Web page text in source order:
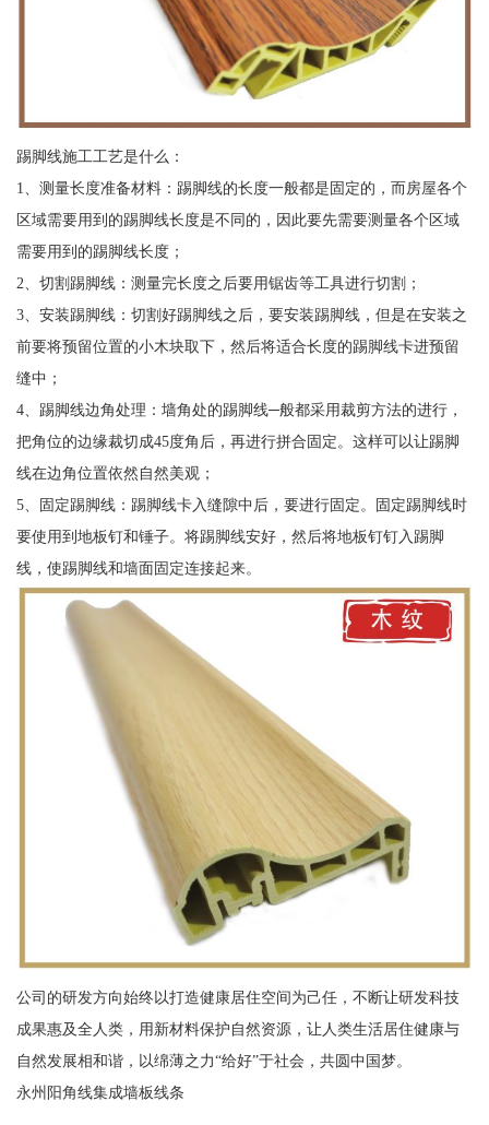
踢脚线施工工艺是什么：
1、测量长度准备材料：踢脚线的长度一般都是固定的，而房屋各个
区域需要用到的踢脚线长度是不同的，因此要先需要测量各个区域
需要用到的踢脚线长度；
2、切割踢脚线：测量完长度之后要用锯齿等工具进行切割；
3、安装踢脚线：切割好踢脚线之后，要安装踢脚线，但是在安装之
前要将预留位置的小木块取下，然后将适合长度的踢脚线卡进预留
缝中；
4、踢脚线边角处理：墙角处的踢脚线─般都采用裁剪方法的进行，
把角位的边缘裁切成45度角后，再进行拼合固定。这样可以让踢脚
线在边角位置依然自然美观；
5、固定踢脚线：踢脚线卡入缝隙中后，要进行固定。固定踢脚线时
要使用到地板钉和锤子。将踢脚线安好，然后将地板钉钉入踢脚
线，使踢脚线和墙面固定连接起来。
公司的研发方向始终以打造健康居住空间为己任，不断让研发科技
成果惠及全人类，用新材料保护自然资源，让人类生活居住健康与
自然发展相和谐，以绵薄之力“给好”于社会，共圆中国梦。
永州阳角线集成墙板线条